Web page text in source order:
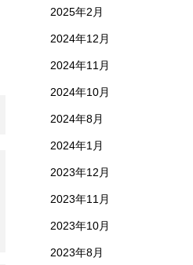
2025年2月
2024年12月
2024年11月
2024年10月
2024年8月
2024年1月
2023年12月
2023年11月
2023年10月
2023年8月